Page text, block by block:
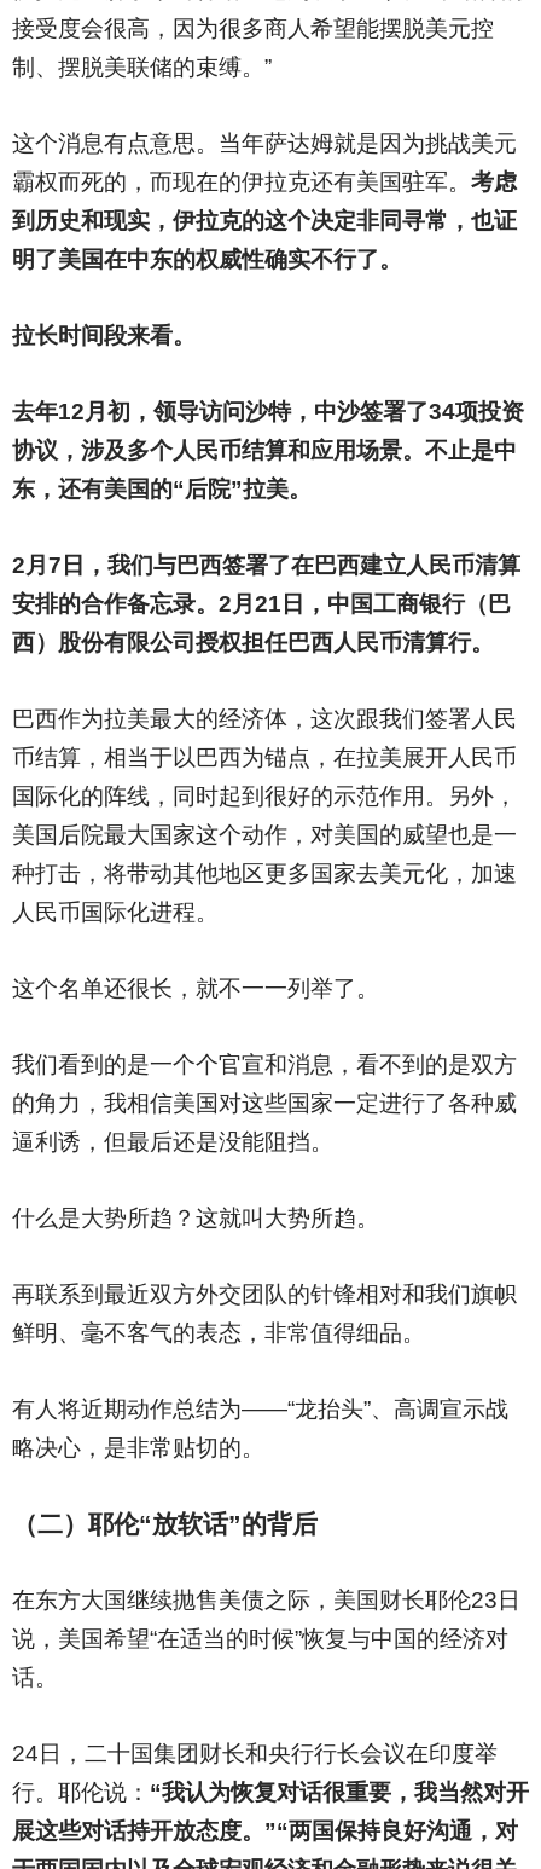
接受度会很高，因为很多商人希望能摆脱美元控
制、摆脱美联储的束缚。”
这个消息有点意思。当年萨达姆就是因为挑战美元
霸权而死的，而现在的伊拉克还有美国驻军。 考虑
到历史和现实，伊拉克的这个决定非同寻常，也证
明了美国在中东的权威性确实不行了。
拉长时间段来看。
去年12月初，领导访问沙特，中沙签署了34项投资
协议，涉及多个人民币结算和应用场景。不止是中
东，还有美国的“后院”拉美。
2月7日，我们与巴西签署了在巴西建立人民币清算
安排的合作备忘录。2月21日，中国工商银行（巴
西）股份有限公司授权担任巴西人民币清算行。
巴西作为拉美最大的经济体，这次跟我们签署人民
币结算，相当于以巴西为锚点，在拉美展开人民币
国际化的阵线，同时起到很好的示范作用。另外，
美国后院最大国家这个动作，对美国的威望也是一
种打击，将带动其他地区更多国家去美元化，加速
人民币国际化进程。
这个名单还很长，就不一一列举了。
我们看到的是一个个官宣和消息，看不到的是双方
的角力，我相信美国对这些国家一定进行了各种威
逼利诱，但最后还是没能阻挡。
什么是大势所趋？这就叫大势所趋。
再联系到最近双方外交团队的针锋相对和我们旗帜
鲜明、毫不客气的表态，非常值得细品。
有人将近期动作总结为——“龙抬头”、高调宣示战
略决心，是非常贴切的。
（二）耶伦“放软话”的背后
在东方大国继续抛售美债之际，美国财长耶伦23日
说，美国希望“在适当的时候”恢复与中国的经济对
话。
24 日，二十国集团财长和央行行长会议在印度举
行。耶伦说： “我认为恢复对话很重要，我当然对开
展这些对话持开放态度。”“两国保持良好沟通，对